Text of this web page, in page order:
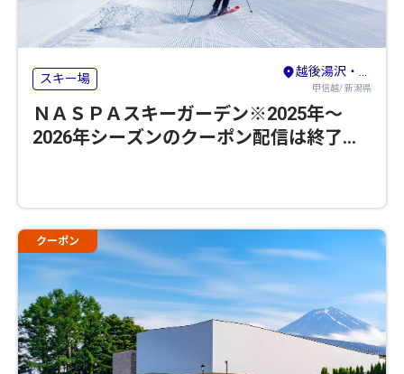
スキー場 越後湯沢・苗場
甲信越/ 新潟県
ＮＡＳＰＡスキーガーデン※2025年～
2026年シーズンのクーポン配信は終了い
クーポン